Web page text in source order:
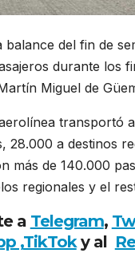
del fin de
durante los
Miguel de
transportó
28.000 a destinos
más de 140.000
regionales y el
a Telegram,
,TikToky al